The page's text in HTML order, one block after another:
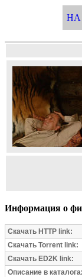
НА
Информация о
Скачать HTTP link:
Скачать Torrent link:
Скачать ED2K link:
Описание в